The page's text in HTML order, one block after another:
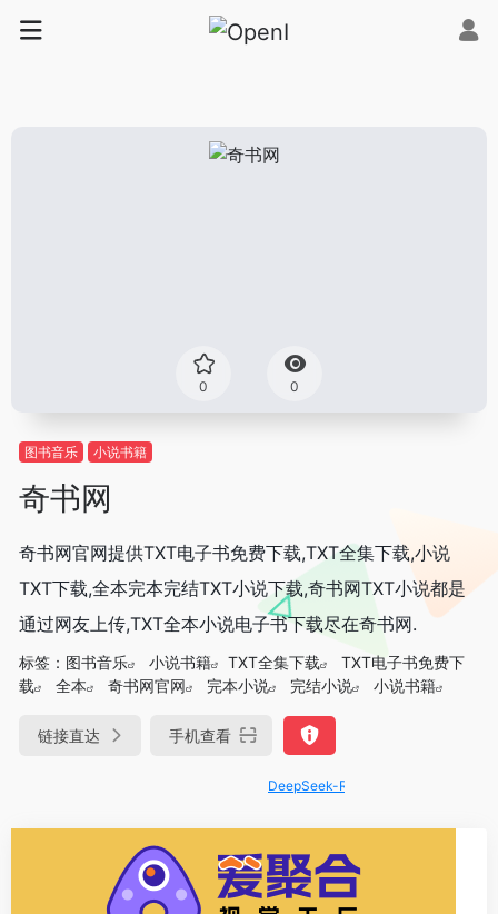
0 0
图书音乐 小说书籍
奇书网
奇书网官网提供TXT电子书免费下载,TXT全集下载,小说
TXT下载,全本完本完结TXT小说下载,奇书网TXT小说都是
通过网友上传,TXT全本小说电子书下载尽在奇书网.
标签： 图书音乐 小说书籍 TXT全集下载
TXT电子书免费下
载
全本 奇书网官网 完本小说 完结小说 小说书籍
链接直达 手机查看
DeepSeek-R1、V3满血版免费用！- 字节